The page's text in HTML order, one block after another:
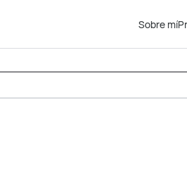
Sobre mí